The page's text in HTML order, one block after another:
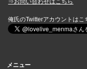
⇒お問い合わせはこちら
俺氏のTwitterアカウントはこ
メニュー